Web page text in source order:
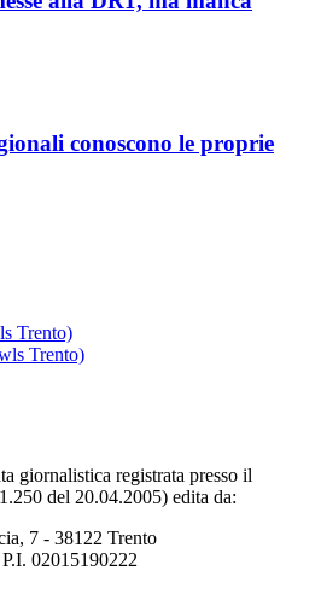
conoscono le proprie
Trento)
Trento)
giornalistica registrata presso il
del 20.04.2005) edita da:
7 - 38122 Trento
02015190222